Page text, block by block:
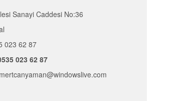
Sanayi Caddesi No:36
023 62 87
023 62 87